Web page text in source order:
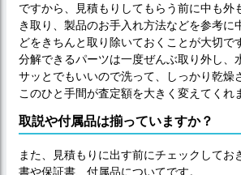
ですから、見積もりしてもらう前に中も外
き取り、製品のお手入れ方法などを参考に
どをきちんと取り除いておくことが大切で
分解できるパーツは一度ぜんぶ取り外し、
サッとでもいいので洗って、しっかり乾燥
このひと手間が査定額を大きく変えてくれ
取説や付属品は揃っていますか？
また、見積もりに出す前にチェックしてお
書や保証書、付属品についてです。